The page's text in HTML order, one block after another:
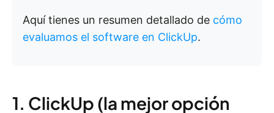
Aquí tienes un resumen detallado de cómo
evaluamos el software en ClickUp.
1. ClickUp (la mejor opción